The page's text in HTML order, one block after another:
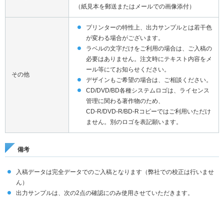
（紙見本を郵送またはメールでの画像添付）
その他
プリンターの特性上、出力サンプルとは若干色
が変わる場合がございます。
ラベルの文字だけをご利用の場合は、ご入稿の
必要はありません。注文時にテキスト内容をメ
ール等にてお知らせください。
デザインもご希望の場合は、ご相談ください。
CD/DVD/BD各種システムロゴは、ライセンス
管理に関わる著作物のため、
CD-R/DVD-R/BD-Rコピーではご利用いただけ
ません。別のロゴを表記願います。
備考
入稿データは完全データでのご入稿となります（弊社での校正は行いませ
ん）
出力サンプルは、次の2点の確認にのみ使用させていただきます。